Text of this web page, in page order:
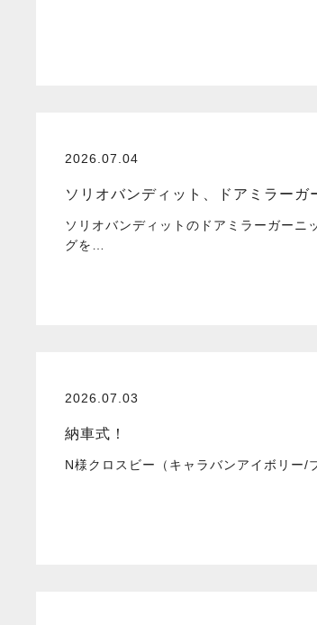
2026.07.04
ソリオバンディット、ドアミラーガ
ソリオバンディットのドアミラーガーニ
グを…
2026.07.03
納車式！
N様クロスビー（キャラバンアイボリー/